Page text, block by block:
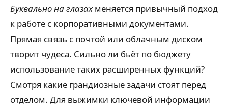
Буквально на глазахменяется привычный подход
к работе с корпоративными документами.
Прямая связь с почтой или облачным диском
творит чудеса. Сильно ли бьёт по бюджету
использование таких расширенных функций?
Смотря какие грандиозные задачи стоят перед
отделом. Для выжимки ключевой информации